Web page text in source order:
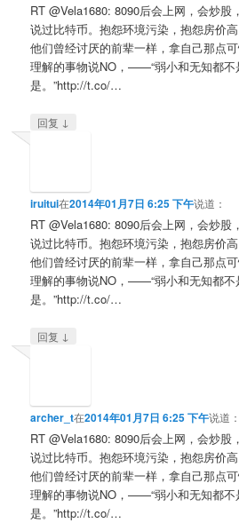
RT @Vela1680: 8090后会上网，会炒股
说过比特币。抱怨环境污染，抱怨房价
他们曾经讨厌的前辈一样，拿自己那点
理解的事物说NO，——“弱小和无知都不
是。”http://t.co/…
回复 ↓
iruitui在2014年01月7日 6:25 下午说道：
RT @Vela1680: 8090后会上网，会炒股
说过比特币。抱怨环境污染，抱怨房价
他们曾经讨厌的前辈一样，拿自己那点
理解的事物说NO，——“弱小和无知都不
是。”http://t.co/…
回复 ↓
archer_t在2014年01月7日 6:25 下午说道：
RT @Vela1680: 8090后会上网，会炒股
说过比特币。抱怨环境污染，抱怨房价
他们曾经讨厌的前辈一样，拿自己那点
理解的事物说NO，——“弱小和无知都不
是。”http://t.co/…